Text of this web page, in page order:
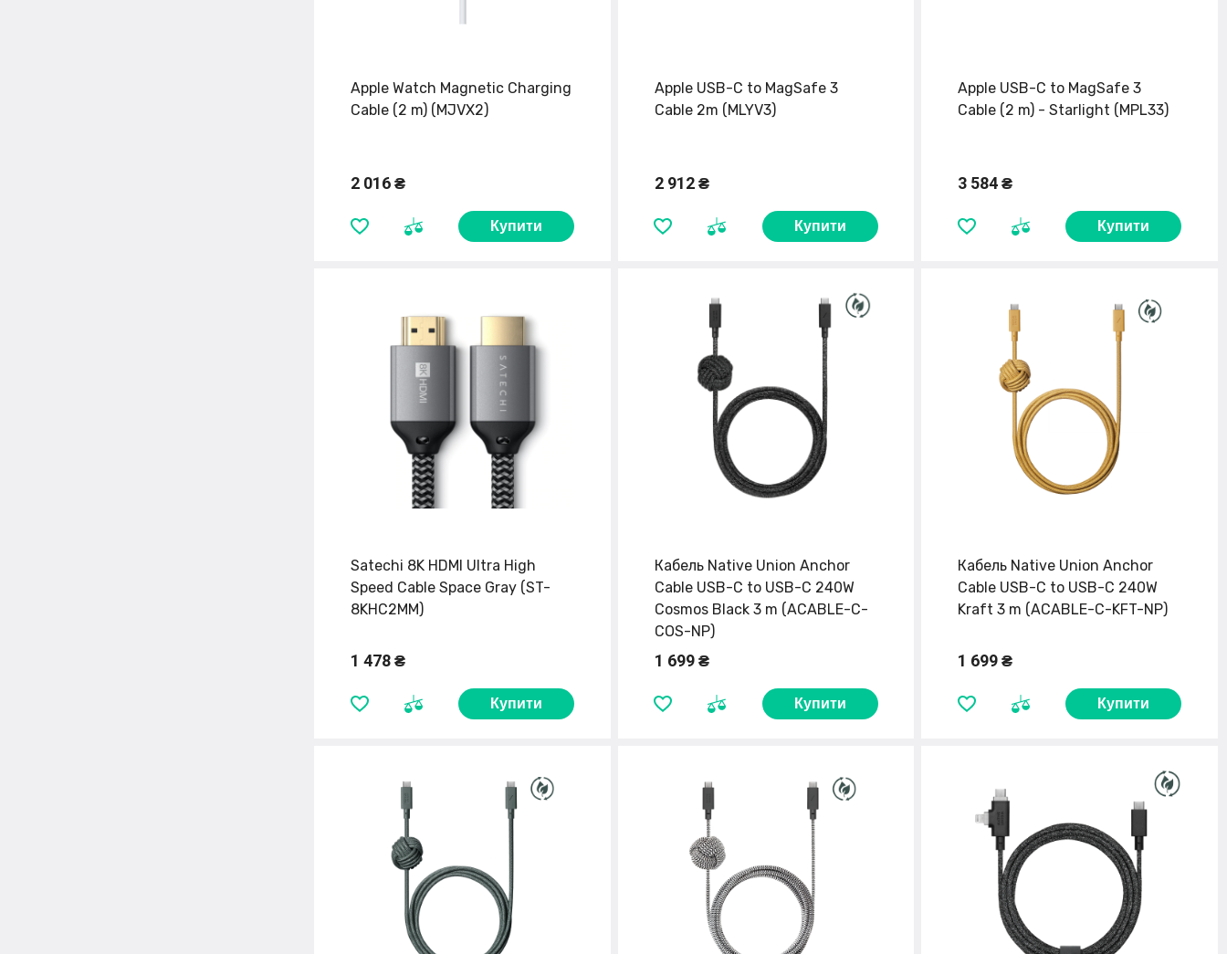
Apple Watch Magnetic Charging
Cable (2 m) (MJVX2)
2 016 ₴
Купити
Apple USB-C to MagSafe 3
Cable 2m (MLYV3)
2 912 ₴
Купити
Apple USB-C to MagSafe 3
Cable (2 m) - Starlight (MPL33)
3 584 ₴
Купити
Satechi 8K HDMI Ultra High
Speed Cable Space Gray (ST-
8KHC2MM)
1 478 ₴
Купити
Кабель Native Union Anchor
Cable USB-C to USB-C 240W
Cosmos Black 3 m (ACABLE-C-
COS-NP)
1 699 ₴
Купити
Кабель Native Union Anchor
Cable USB-C to USB-C 240W
Kraft 3 m (ACABLE-C-KFT-NP)
1 699 ₴
Купити